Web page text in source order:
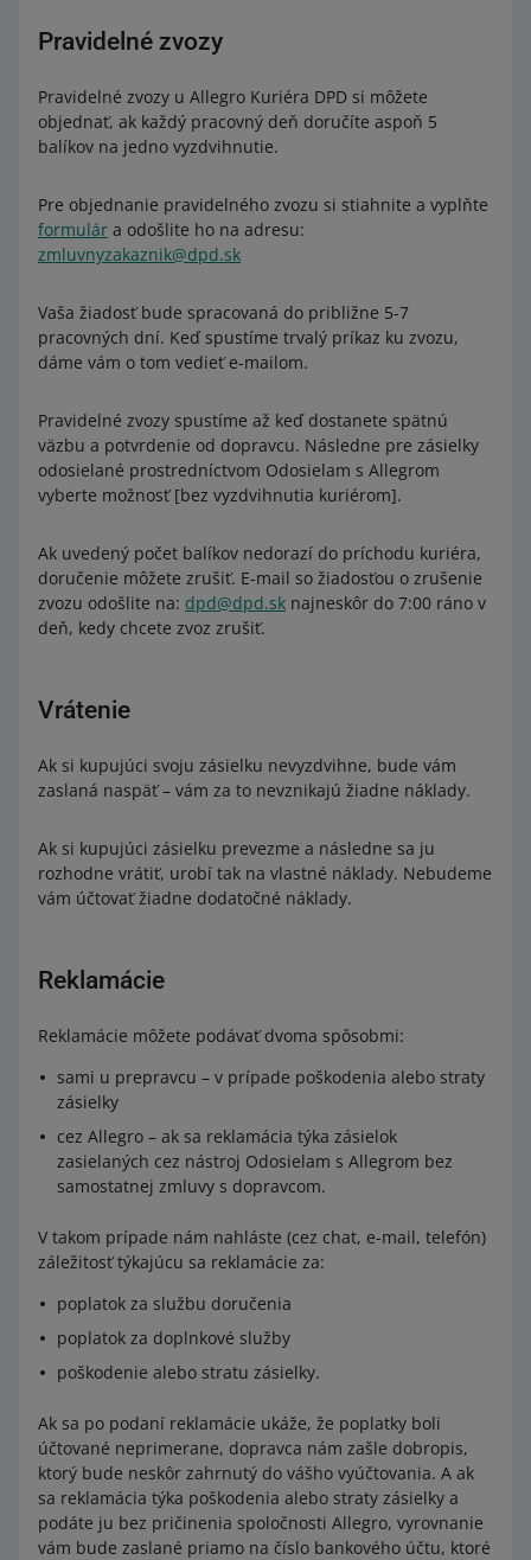
Pravidelné zvozy
Pravidelné zvozy u Allegro Kuriéra DPD si môžete
objednať, ak každý pracovný deň doručíte aspoň 5
balíkov na jedno vyzdvihnutie.
Pre objednanie pravidelného zvozu si stiahnite a vyplňte
formulár a odošlite ho na adresu:
zmluvnyzakaznik@dpd.sk
Vaša žiadosť bude spracovaná do približne 5-7
pracovných dní. Keď spustíme trvalý príkaz ku zvozu,
dáme vám o tom vedieť e-mailom.
Pravidelné zvozy spustíme až keď dostanete spätnú
väzbu a potvrdenie od dopravcu. Následne pre zásielky
odosielané prostredníctvom Odosielam s Allegrom
vyberte možnosť [bez vyzdvihnutia kuriérom].
Ak uvedený počet balíkov nedorazí do príchodu kuriéra,
doručenie môžete zrušiť. E-mail so žiadosťou o zrušenie
zvozu odošlite na: dpd@dpd.sk najneskôr do 7:00 ráno v
deň, kedy chcete zvoz zrušiť.
Vrátenie
Ak si kupujúci svoju zásielku nevyzdvihne, bude vám
zaslaná naspäť – vám za to nevznikajú žiadne náklady.
Ak si kupujúci zásielku prevezme a následne sa ju
rozhodne vrátiť, urobí tak na vlastné náklady. Nebudeme
vám účtovať žiadne dodatočné náklady.
Reklamácie
Reklamácie môžete podávať dvoma spôsobmi:
sami u prepravcu – v prípade poškodenia alebo straty
zásielky
cez Allegro – ak sa reklamácia týka zásielok
zasielaných cez nástroj Odosielam s Allegrom bez
samostatnej zmluvy s dopravcom.
V takom prípade nám nahláste (cez chat, e-mail, telefón)
záležitosť týkajúcu sa reklamácie za:
poplatok za službu doručenia
poplatok za doplnkové služby
poškodenie alebo stratu zásielky.
Ak sa po podaní reklamácie ukáže, že poplatky boli
účtované neprimerane, dopravca nám zašle dobropis,
ktorý bude neskôr zahrnutý do vášho vyúčtovania. A ak
sa reklamácia týka poškodenia alebo straty zásielky a
podáte ju bez pričinenia spoločnosti Allegro, vyrovnanie
vám bude zaslané priamo na číslo bankového účtu, ktoré